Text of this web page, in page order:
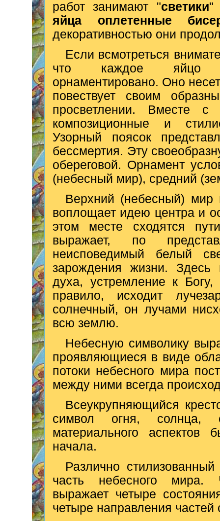
работ занимают "светики"
яйца оплетенные
декоративностью они
Если всмотреться
что каждое яйцо
орнаментировано. Оно
повествует своим
просветлении. Вместе
композиционные и
Узорный поясок
бессмертия. Эту
обереговой. Орнамент
(небесный мир), средний
Верхний (небесный) мир
воплощает идею центра и
этом месте сходятся
выражает, по
неисповедимый белый
зарождения жизни. Здесь
духа, устремление к Богу,
правило, исходит
солнечный, он лучами
всю землю.
Небесную символику
проявляющиеся в виде
потоки небесного мира
между ними всегда
Всеукрупняющийся
символ огня, солнца,
материального аспектов
начала.
Различно
часть небесного мира.
выражает четыре
четыре направления частей